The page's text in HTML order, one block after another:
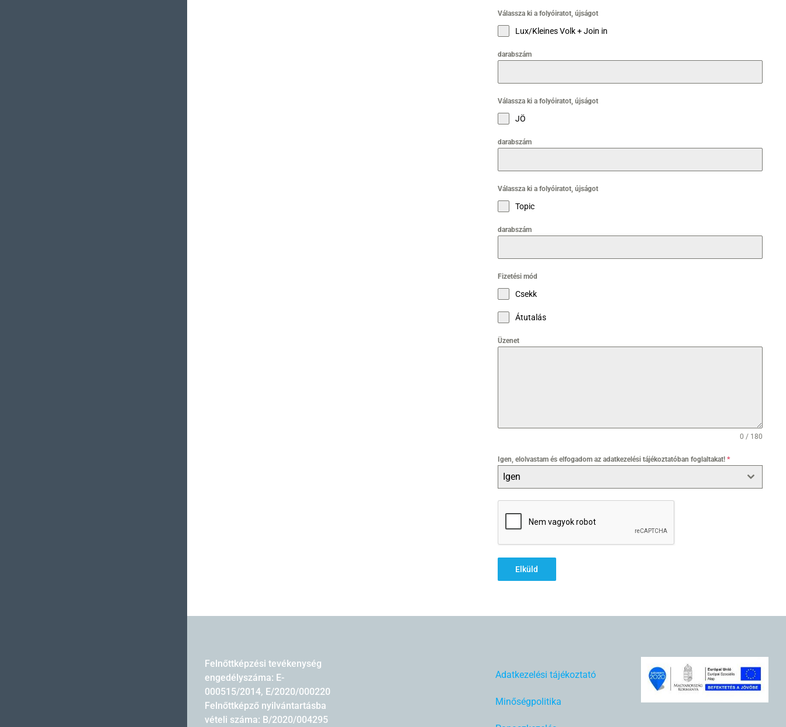
Válassza ki a folyóiratot, újságot
Lux/Kleines Volk + Join in
darabszám
Válassza ki a folyóiratot, újságot
JÖ
darabszám
Válassza ki a folyóiratot, újságot
Topic
darabszám
Fizetési mód
Csekk
Átutalás
Üzenet
0 / 180
Igen, elolvastam és elfogadom az adatkezelési tájékoztatóban foglaltakat! *
Igen
Elküld
Felnőttképzési tevékenység
engedélyszáma: E-
000515/2014, E/2020/000220
Felnőttképző nyilvántartásba
vételi száma: B/2020/004295
Adatkezelési tájékoztató
Minőségpolitika